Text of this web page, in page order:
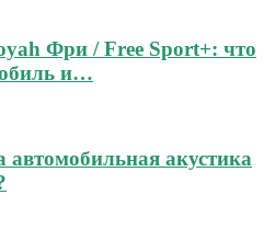
Фри / Free Sport+: что
и…
автомобильная акустика